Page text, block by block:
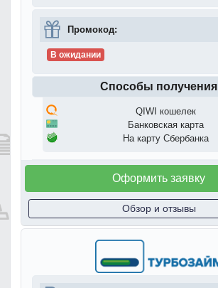
Промокод:
В ожидании
Способы получения
QIWI кошелек
Банковская карта
На карту Сбербанка
Оформить заявку
Обзор и отзывы